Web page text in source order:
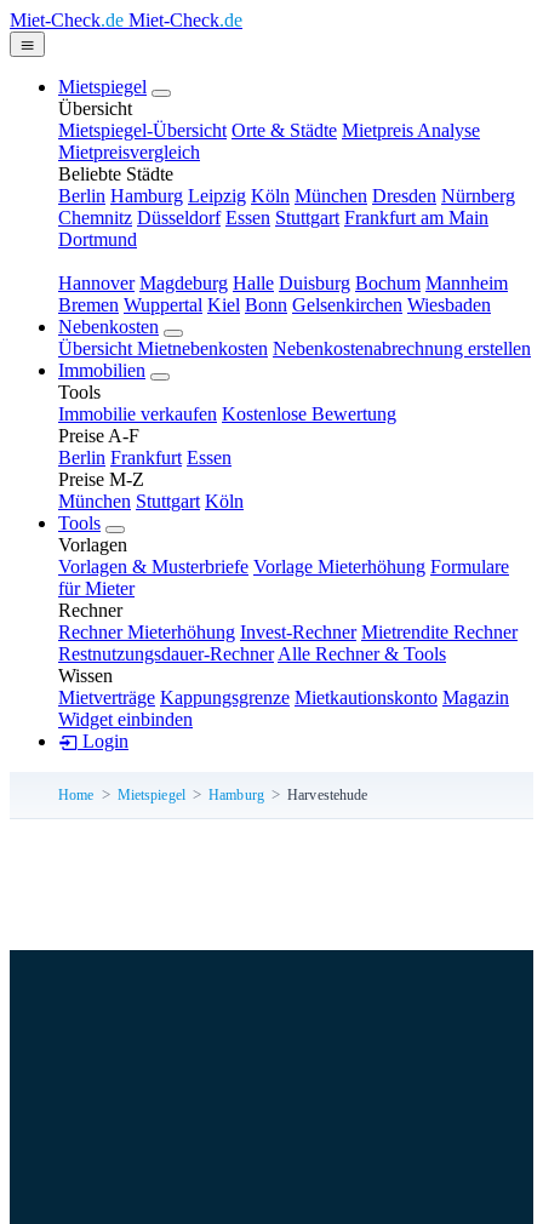
Miet-Check.de Miet-Check.de
Mietspiegel
Übersicht
Mietspiegel-Übersicht Orte & Städte Mietpreis Analyse
Mietpreisvergleich
Beliebte Städte
Berlin Hamburg Leipzig Köln München Dresden Nürnberg
Chemnitz Düsseldorf Essen Stuttgart Frankfurt am Main
Dortmund
Hannover Magdeburg Halle Duisburg Bochum Mannheim
Bremen Wuppertal Kiel Bonn Gelsenkirchen Wiesbaden
Nebenkosten
Übersicht Mietnebenkosten Nebenkostenabrechnung erstellen
Immobilien
Tools
Immobilie verkaufen Kostenlose Bewertung
Preise A-F
Berlin Frankfurt Essen
Preise M-Z
München Stuttgart Köln
Tools
Vorlagen
Vorlagen & Musterbriefe Vorlage Mieterhöhung Formulare
für Mieter
Rechner
Rechner Mieterhöhung Invest-Rechner Mietrendite Rechner
Restnutzungsdauer-Rechner Alle Rechner & Tools
Wissen
Mietverträge Kappungsgrenze Mietkautionskonto Magazin
Widget einbinden
Login
Home Mietspiegel Hamburg Harvestehude